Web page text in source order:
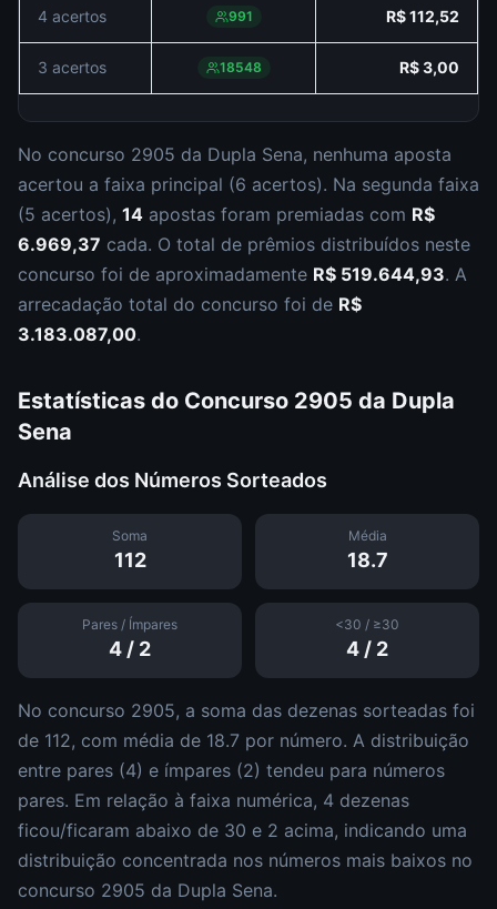
4 acertos 991 R$ 112,52
3 acertos 18548 R$ 3,00
No concurso 2905 da Dupla Sena, nenhuma aposta
acertou a faixa principal (6 acertos). Na segunda faixa
(5 acertos), 14 apostas foram premiadas com R$
6.969,37 cada. O total de prêmios distribuídos neste
concurso foi de aproximadamente R$ 519.644,93. A
arrecadação total do concurso foi de R$
3.183.087,00.
Estatísticas do Concurso 2905 da Dupla
Sena
Análise dos Números Sorteados
Soma
112
Média
18.7
Pares / Ímpares
4 / 2
<30 / ≥30
4 / 2
No concurso 2905, a soma das dezenas sorteadas foi
de 112, com média de 18.7 por número. A distribuição
entre pares (4) e ímpares (2) tendeu para números
pares. Em relação à faixa numérica, 4 dezenas
ficou/ficaram abaixo de 30 e 2 acima, indicando uma
distribuição concentrada nos números mais baixos no
concurso 2905 da Dupla Sena.